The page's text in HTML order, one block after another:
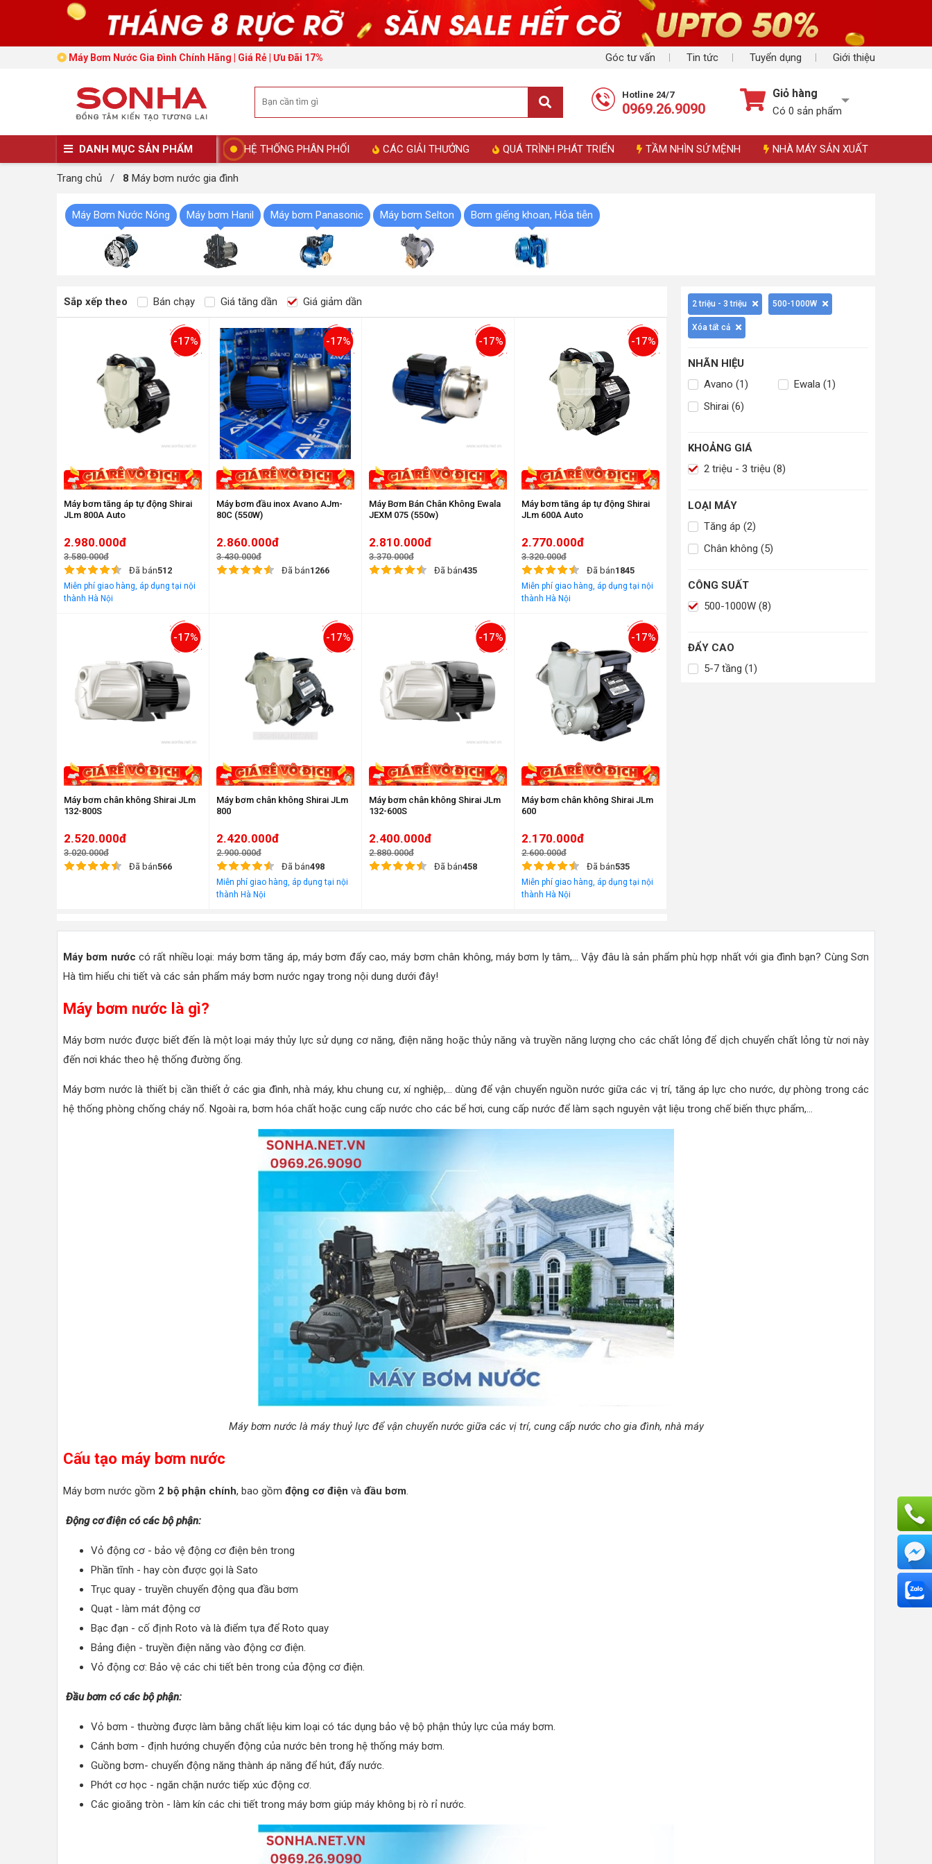
Góc tư vấn Tin tức Tuyển dụng Giới thiệu
Máy Bơm Nước Gia Đình Chính Hãng | Giá Rẻ | Ưu Đãi 17%
Hotline 24/7
0969.26.9090
Giỏ hàng
Có 0 sản phẩm
DANH MỤC SẢN PHẨM HỆ THỐNG PHÂN PHỐI CÁC GIẢI THƯỞNG QUÁ TRÌNH PHÁT TRIỂN TẦM NHÌN SỨ MỆNH NHÀ MÁY SẢN XUẤT
Trang chủ / 8 Máy bơm nước gia đình
Máy Bơm Nước Nóng Máy bơm Hanil Máy bơm Panasonic Máy bơm Selton Bơm giếng khoan, Hỏa tiễn
Sắp xếp theo Bán chạy Giá tăng dần Giá giảm dần
-17%
Máy bơm tăng áp tự động Shirai
JLm 800A Auto
2.980.000đ
3.580.000đ
Đã bán512
Miễn phí giao hàng, áp dụng tại nội
thành Hà Nội
-17%
Máy bơm đầu inox Avano AJm-
80C (550W)
2.860.000đ
3.430.000đ
Đã bán1266
-17%
Máy Bơm Bán Chân Không Ewala
JEXM 075 (550w)
2.810.000đ
3.370.000đ
Đã bán435
-17%
Máy bơm tăng áp tự động Shirai
JLm 600A Auto
2.770.000đ
3.320.000đ
Đã bán1845
Miễn phí giao hàng, áp dụng tại nội
thành Hà Nội
-17%
Máy bơm chân không Shirai JLm
132-800S
2.520.000đ
3.020.000đ
Đã bán566
-17%
Máy bơm chân không Shirai JLm
800
2.420.000đ
2.900.000đ
Đã bán498
Miễn phí giao hàng, áp dụng tại nội
thành Hà Nội
-17%
Máy bơm chân không Shirai JLm
132-600S
2.400.000đ
2.880.000đ
Đã bán458
-17%
Máy bơm chân không Shirai JLm
600
2.170.000đ
2.600.000đ
Đã bán535
Miễn phí giao hàng, áp dụng tại nội
thành Hà Nội
2 triệu - 3 triệu 500-1000W
Xóa tất cả
NHÃN HIỆU
Avano (1)
Ewala (1)
Shirai (6)
KHOẢNG GIÁ
2 triệu - 3 triệu (8)
LOẠI MÁY
Tăng áp (2)
Chân không (5)
CÔNG SUẤT
500-1000W (8)
ĐẨY CAO
5-7 tầng (1)
Máy bơm nước có rất nhiều loại: máy bơm tăng áp, máy bơm đẩy cao, máy bơm chân không, máy bơm ly tâm,... Vậy đâu là sản phẩm phù hợp nhất với gia đình bạn? Cùng Sơn
Hà tìm hiểu chi tiết và các sản phẩm máy bơm nước ngay trong nội dung dưới đây!
Máy bơm nước là gì?
Máy bơm nước được biết đến là một loại máy thủy lực sử dụng cơ năng, điện năng hoặc thủy năng và truyền năng lượng cho các chất lỏng để dịch chuyển chất lỏng từ nơi này
đến nơi khác theo hệ thống đường ống.
Máy bơm nước là thiết bị cần thiết ở các gia đình, nhà máy, khu chung cư, xí nghiệp,... dùng để vận chuyển nguồn nước giữa các vị trí, tăng áp lực cho nước, dự phòng trong các
hệ thống phòng chống cháy nổ. Ngoài ra, bơm hóa chất hoặc cung cấp nước cho các bể hơi, cung cấp nước để làm sạch nguyên vật liệu trong chế biến thực phẩm,...
Máy bơm nước là máy thuỷ lực để vận chuyển nước giữa các vị trí, cung cấp nước cho gia đình, nhà máy
Cấu tạo máy bơm nước
Máy bơm nước gồm 2 bộ phận chính, bao gồm động cơ điện và đầu bơm
Động cơ điện có các bộ phận:
Vỏ động cơ - bảo vệ động cơ điện bên trong
Phần tĩnh - hay còn được gọi là Sato
Trục quay - truyền chuyển động qua đầu bơm
Quạt - làm mát động cơ
Bạc đạn - cố định Roto và là điểm tựa để Roto quay
Bảng điện - truyền điện năng vào động cơ điện.
Vỏ động cơ: Bảo vệ các chi tiết bên trong của động cơ điện.
Đầu bơm có các bộ phận:
Vỏ bơm - thường được làm bằng chất liệu kim loại có tác dụng bảo vệ bộ phận thủy lực của máy bơm.
Cánh bơm - định hướng chuyển động của nước bên trong hệ thống máy bơm.
Guồng bơm- chuyển động năng thành áp năng để hút, đẩy nước.
Phớt cơ học - ngăn chặn nước tiếp xúc động cơ.
Các gioăng tròn - làm kín các chi tiết trong máy bơm giúp máy không bị rò rỉ nước.